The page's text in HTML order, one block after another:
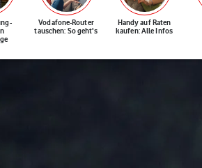
Vodafone-Router
tauschen: So geht's
Handy auf Raten
kaufen: Alle Infos